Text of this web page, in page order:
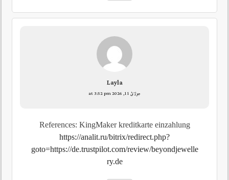
Layla
جولائ 11, 2026 at 3:52 pm
References: KingMaker kreditkarte einzahlung
https://analit.ru/bitrix/redirect.php?
goto=https://de.trustpilot.com/review/beyondjewelle
ry.de